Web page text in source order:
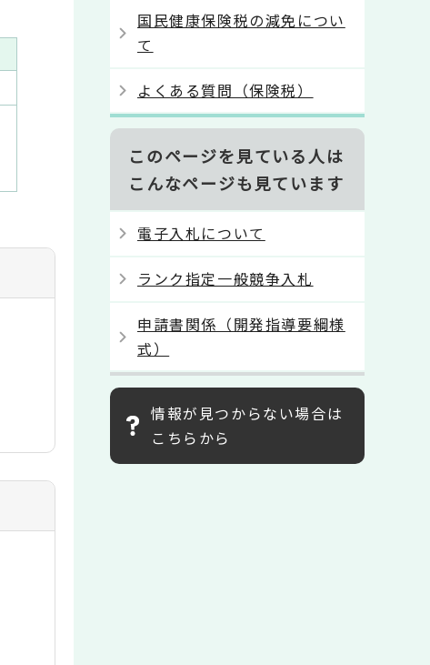
国民健康保険税の減免につい
て
よくある質問（保険税）
このページを見ている人は
こんなページも見ています
電子入札について
ランク指定一般競争入札
申請書関係（開発指導要綱様
式）
情報が見つからない場合は
こちらから